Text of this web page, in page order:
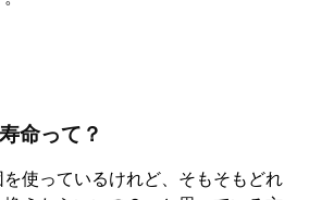
命って？
使っているけれど、そもそもどれ